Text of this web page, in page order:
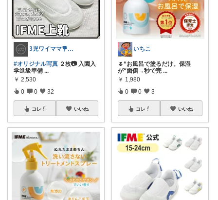
3児ワイママ💐バタバタでも回る暮らし✨
#オリジナル写真 ２枚📷 入園入
学進級準備 ...
￥ 2,530
0 0 32
コレ いいね
いちこ
🌷“お風呂で塗るだけ。保湿
が“面倒→秒で完 ...
￥ 1,980
0 0 3
コレ いいね